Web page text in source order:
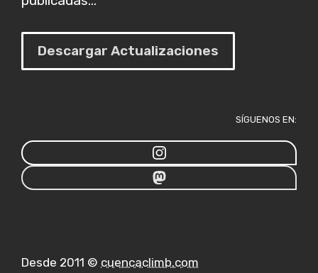
Descargar Actualizaciones
SÍGUENOS EN:
Desde 2011 © cuencaclimb.com